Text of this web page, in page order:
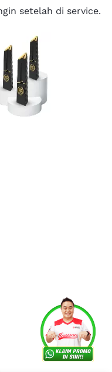
About Us
setelah di service.